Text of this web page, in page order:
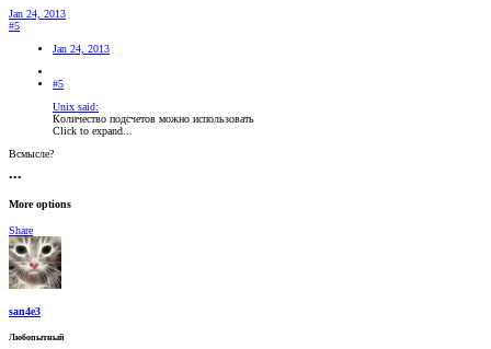
Jan 24, 2013
#5
Jan 24, 2013
#5
Unix said:
Количество подсчетов можно использовать
Click to expand...
Всмысле?
•••
More options
Share
san4e3
Любопытный